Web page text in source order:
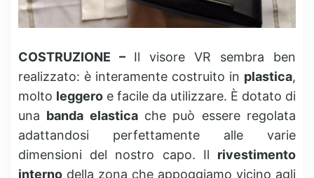
COSTRUZIONE – Il visore VR sembra ben
realizzato: è interamente costruito in plastica,
molto leggero e facile da utilizzare. È dotato di
una banda elasticache può essere regolata
adattandosi perfettamente alle varie
dimensioni del nostro capo. Il rivestimento
interno della zona che appoggiamo vicino agli